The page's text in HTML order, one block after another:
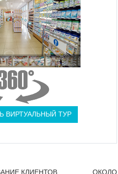
ВИРТУАЛЬНЫЙ ТУР
КЛИЕНТОВ ОКОЛО